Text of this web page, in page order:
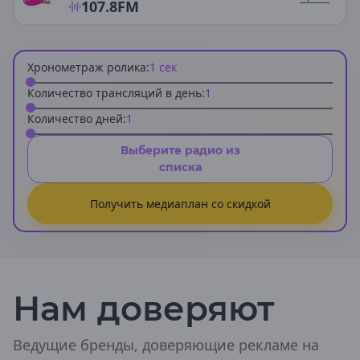
107.8FM
Хронометраж ролика:1 сек
Количество трансляций в день:1
Количество дней:1
Выберите радио из
списка
Получить медиаплан со скидкой
Нам доверяют
Ведущие бренды, доверяющие рекламе на
Галич
Шарья
Краснодарский край
Абинск
Анапа
Белореченск
Геленджик
Горячий Ключ
Гулькевичи
Кропоткин
Крымск
Курганинск
Лабинск